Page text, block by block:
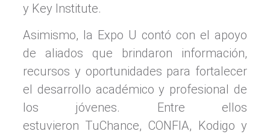
y Key Institute.
Asimismo, la Expo U contó con el apoyo
de aliados que brindaron información,
recursos y oportunidades para fortalecer
el desarrollo académico y profesional de
los jóvenes. Entre ellos
estuvieron TuChance, CONFIA, Kodigo y